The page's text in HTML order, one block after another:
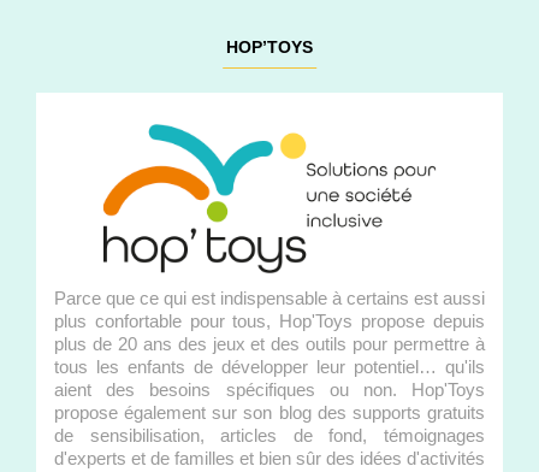
HOP’TOYS
Parce que ce qui est indispensable à certains est aussi
plus confortable pour tous, Hop'Toys propose depuis
plus de 20 ans des jeux et des outils pour permettre à
tous les enfants de développer leur potentiel… qu'ils
aient des besoins spécifiques ou non. Hop'Toys
propose également sur son blog des supports gratuits
de sensibilisation, articles de fond, témoignages
d'experts et de familles et bien sûr des idées d'activités